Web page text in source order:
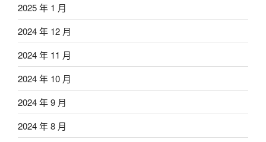
2025 年 1 月
2024 年 12 月
2024 年 11 月
2024 年 10 月
2024 年 9 月
2024 年 8 月